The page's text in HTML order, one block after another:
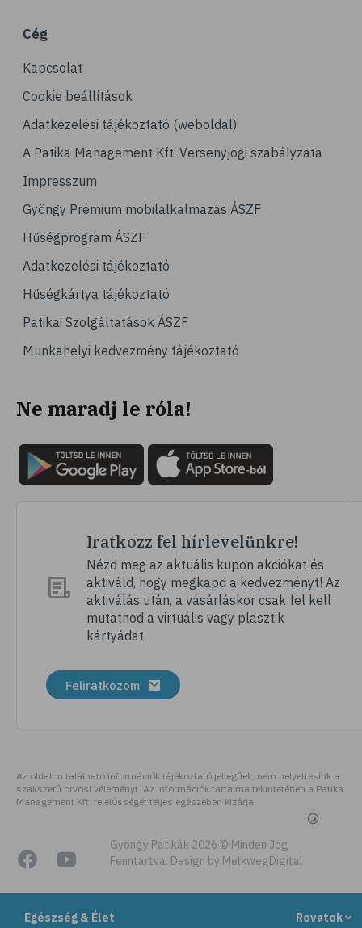
Egészség & Élet Rovatok
# csonttörés
# mozgásszervi problémák
# köszvény
# ínhüvelygyulladás
# tél
# vérnyomásmérés
# kardiológia
# kardiovaszkuláris betegségek
# szív- és érrendszer
# vérnyomás
# mozgás
# pszichológia
# hátfájás
# vérnyomáscsökkentés
# megfázás
# influenza
# fertőző betegségek
# köhögés
# immunerősítés
# kézmosás
# szépségápolás
# bőrápolás
# izlandi zuzmó
Cég
Kapcsolat
Cookie beállítások
Adatkezelési tájékoztató (weboldal)
A Patika Management Kft. Versenyjogi szabályzata
Impresszum
Gyöngy Prémium mobilalkalmazás ÁSZF
Hűségprogram ÁSZF
Adatkezelési tájékoztató
Hűségkártya tájékoztató
Patikai Szolgáltatások ÁSZF
Munkahelyi kedvezmény tájékoztató
Ne maradj le róla!
Iratkozz fel hírlevelünkre!
Nézd meg az aktuális kupon akciókat és
aktiváld, hogy megkapd a kedvezményt! Az
aktiválás után, a vásárláskor csak fel kell
mutatnod a virtuális vagy plasztik
kártyádat.
Feliratkozom
Az oldalon található információk tájékoztató jellegűek, nem helyettesítik a
szakszerű orvosi véleményt. Az információk tartalma tekintetében a Patika
Management Kft. felelősségét teljes egészében kizárja
Gyöngy Patikák 2026 © Minden Jog
Fenntartva. Design by MelkwegDigital